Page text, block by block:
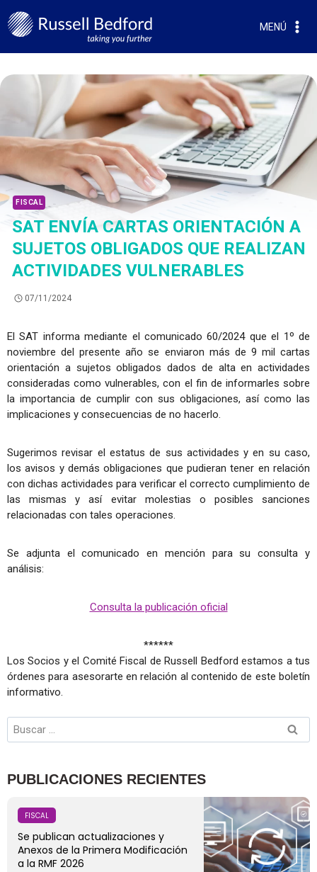
MENÚ
FISCAL
SAT ENVÍA CARTAS ORIENTACIÓN A
SUJETOS OBLIGADOS QUE REALIZAN
ACTIVIDADES VULNERABLES
07/11/2024
El SAT informa mediante el comunicado 60/2024 que el 1º de
noviembre del presente año se enviaron más de 9 mil cartas
orientación a sujetos obligados dados de alta en actividades
consideradas como vulnerables, con el fin de informarles sobre
la importancia de cumplir con sus obligaciones, así como las
implicaciones y consecuencias de no hacerlo.
Sugerimos revisar el estatus de sus actividades y en su caso,
los avisos y demás obligaciones que pudieran tener en relación
con dichas actividades para verificar el correcto cumplimiento de
las mismas y así evitar molestias o posibles sanciones
relacionadas con tales operaciones.
Se adjunta el comunicado en mención para su consulta y
análisis:
Consulta la publicación oficial
******
Los Socios y el Comité Fiscal de Russell Bedford estamos a tus
órdenes para asesorarte en relación al contenido de este boletín
informativo.
PUBLICACIONES RECIENTES
FISCAL
Se publican actualizaciones y
Anexos de la Primera Modificación
a la RMF 2026